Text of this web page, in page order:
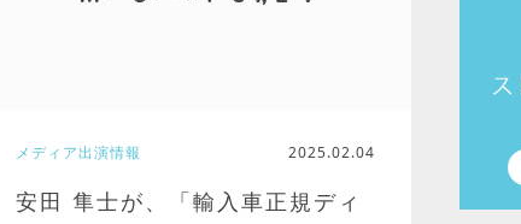
安田 隼士が、「輸入車正規ディ
メディア出演情報 2025.02.04